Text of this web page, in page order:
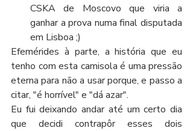
CSKA de Moscovo que viria a
ganhar a prova numa final disputada
em Lisboa ;)
Efemérides à parte, a história que eu
tenho com esta camisola é uma pressão
eterna para não a usar porque, e passo a
citar, "é horrível" e "dá azar".
Eu fui deixando andar até um certo dia
que decidi contrapôr esses dois